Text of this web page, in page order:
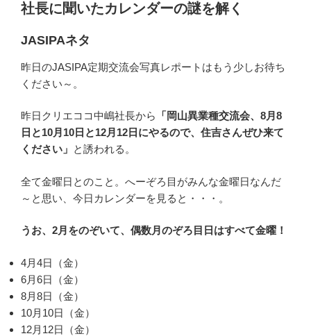
社長に聞いたカレンダーの謎を解く
JASIPAネタ
昨日のJASIPA定期交流会写真レポートはもう少しお待ち
ください～。
昨日クリエココ中嶋社長から
「岡山異業種交流会、8月8
日と10月10日と12月12日にやるので、住吉さんぜひ来て
ください」 と誘われる。
全て金曜日とのこと。へーぞろ目がみんな金曜日なんだ
～と思い、今日カレンダーを見ると・・・。
うお、2月をのぞいて、偶数月のぞろ目日はすべて金曜！
4月4日（金）
6月6日（金）
8月8日（金）
10月10日（金）
12月12日（金）